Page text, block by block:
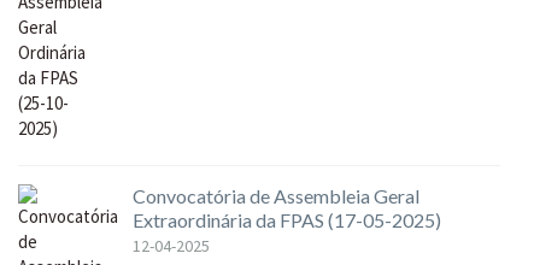
Convocatória de Assembleia Geral
Extraordinária da FPAS (17-05-2025)
12-04-2025